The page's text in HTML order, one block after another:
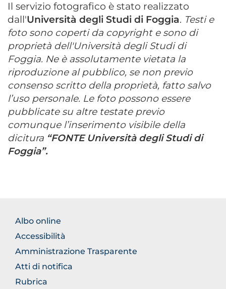
Il servizio fotografico è stato realizzato
dall'Università degli Studi di Foggia. Testi e
foto sono coperti da copyright e sono di
proprietà dell'Università degli Studi di
Foggia. Ne è assolutamente vietata la
riproduzione al pubblico, se non previo
consenso scritto della proprietà, fatto salvo
l’uso personale. Le foto possono essere
pubblicate su altre testate previo
comunque l’inserimento visibile della
dicitura “FONTE Università degli Studi di
Foggia”.
BROWSE
THE
SECTION
Albo online
Accessibilità
Amministrazione Trasparente
Atti di notifica
Rubrica